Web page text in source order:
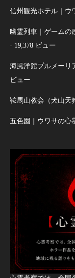
信州観光ホテル｜ウ
幽霊列車｜ゲームの
- 19,378 ビュー
海風洋館プルメーリ
ビュー
鞍馬山教会（犬山天
五色園｜ウワサの心